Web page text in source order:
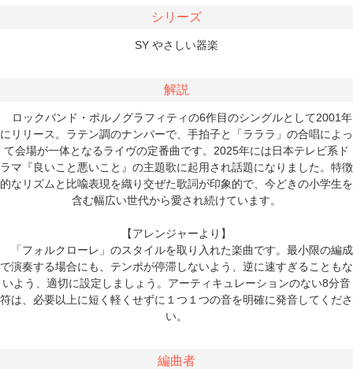
シリーズ
SY やさしい器楽
解説
ロックバンド・ポルノグラフィティの6作目のシングルとして2001年
にリリース。ラテン調のナンバーで、手拍子と「ラララ」の合唱によっ
て会場が一体となるライヴの定番曲です。2025年には日本テレビ系ド
ラマ『良いこと悪いこと』の主題歌に起用され話題になりました。特徴
的なリズムと比喩表現を織り交ぜた歌詞が印象的で、今どきの小学生を
含む幅広い世代から愛され続けています。
【アレンジャーより】
「フォルクローレ」のスタイルを取り入れた楽曲です。最小限の編成
で演奏する場合にも、テンポが停滞しないよう、逆に速すぎることもな
いよう、適切に設定しましょう。アーティキュレーションのない8分音
符は、必要以上に短く軽くせずに１つ１つの音を明確に発音してくださ
い。
編曲者